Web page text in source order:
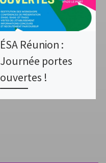
ÉSA Réunion :
Journée portes
ouvertes !